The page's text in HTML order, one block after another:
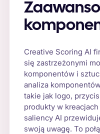
Zaawansowana analiza
Creative Scoring AI
się zastrzeżonymi
komponentów i
analiza
takie jak logo,
produkty w
saliency AI
swoją uwagę. To